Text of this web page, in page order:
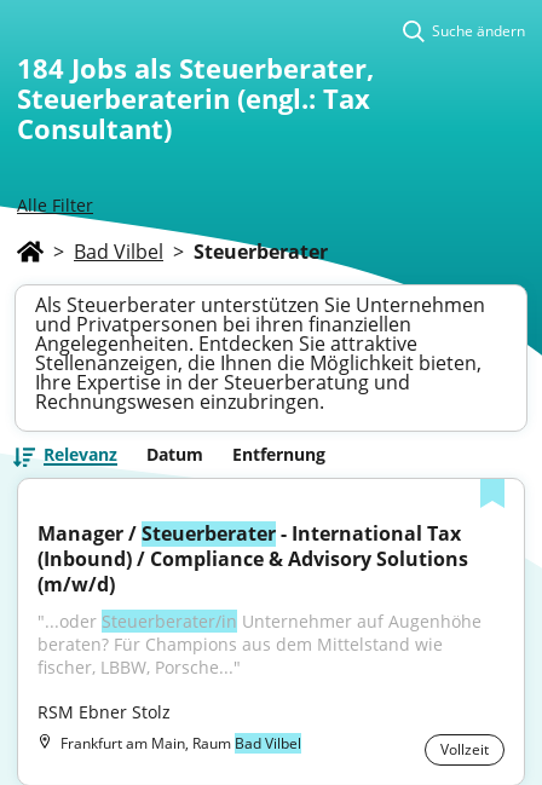
Alle Filter
Suche ändern
184 Jobs als Steuerberater,
Steuerberaterin (engl.: Tax
Consultant)
> Bad Vilbel > Steuerberater
Als Steuerberater unterstützen Sie Unternehmen
und Privatpersonen bei ihren finanziellen
Angelegenheiten. Entdecken Sie attraktive
Stellenanzeigen, die Ihnen die Möglichkeit bieten,
Ihre Expertise in der Steuerberatung und
Rechnungswesen einzubringen.
Relevanz Datum Entfernung
Manager / Steuerberater - International Tax
(Inbound) / Compliance & Advisory Solutions
(m/w/d)
"...oder Steuerberater/in Unternehmer auf Augenhöhe
beraten? Für Champions aus dem Mittelstand wie
fischer, LBBW, Porsche..."
RSM Ebner Stolz
Frankfurt am Main, Raum Bad Vilbel Vollzeit